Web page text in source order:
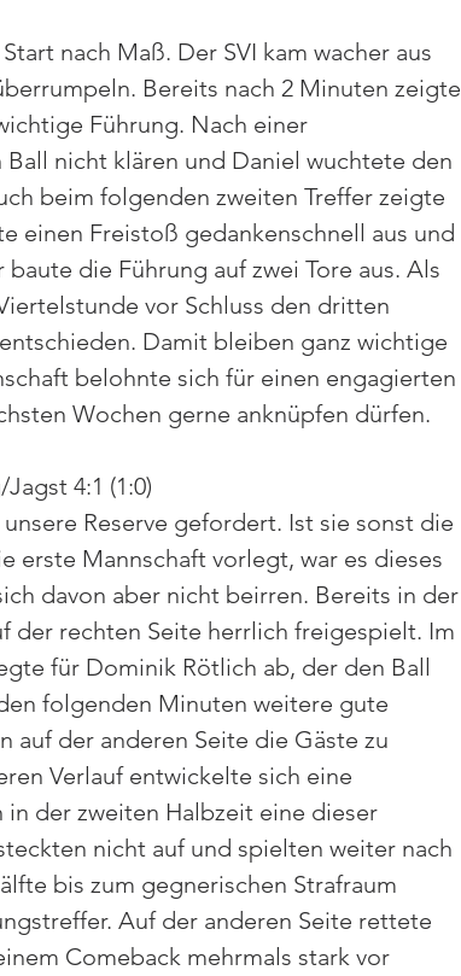
nach Maß. Der SVI kam wacher aus
Bereits nach 2 Minuten zeigte
Führung. Nach einer
nicht klären und Daniel wuchtete den
beim folgenden zweiten Treffer zeigte
einen Freistoß gedankenschnell aus und
die Führung auf zwei Tore aus. Als
vor Schluss den dritten
Damit bleiben ganz wichtige
belohnte sich für einen engagierten
Wochen gerne anknüpfen dürfen.
4:1 (1:0)
Reserve gefordert. Ist sie sonst die
erste Mannschaft vorlegt, war es dieses
davon aber nicht beirren. Bereits in der
der rechten Seite herrlich freigespielt. Im
für Dominik Rötlich ab, der den Ball
folgenden Minuten weitere gute
auf der anderen Seite die Gäste zu
Verlauf entwickelte sich eine
der zweiten Halbzeit eine dieser
nicht auf und spielten weiter nach
bis zum gegnerischen Strafraum
Auf der anderen Seite rettete
Comeback mehrmals stark vor